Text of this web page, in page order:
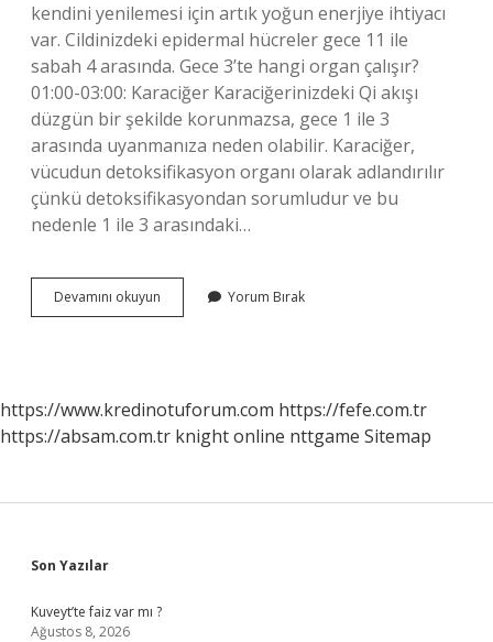
kendini yenilemesi için artık yoğun enerjiye ihtiyacı
var. Cildinizdeki epidermal hücreler gece 11 ile
sabah 4 arasında. Gece 3’te hangi organ çalışır?
01:00-03:00: Karaciğer Karaciğerinizdeki Qi akışı
düzgün bir şekilde korunmazsa, gece 1 ile 3
arasında uyanmanıza neden olabilir. Karaciğer,
vücudun detoksifikasyon organı olarak adlandırılır
çünkü detoksifikasyondan sorumludur ve bu
nedenle 1 ile 3 arasındaki…
Devamını okuyun
Hangi
Yorum Bırak
https://www.kredinotuforum.com https://fefe.com.tr
https://absam.com.tr knight online nttgame Sitemap
Sidebar
Son Yazılar
Kuveyt’te faiz var mı ?
Ağustos 8, 2026